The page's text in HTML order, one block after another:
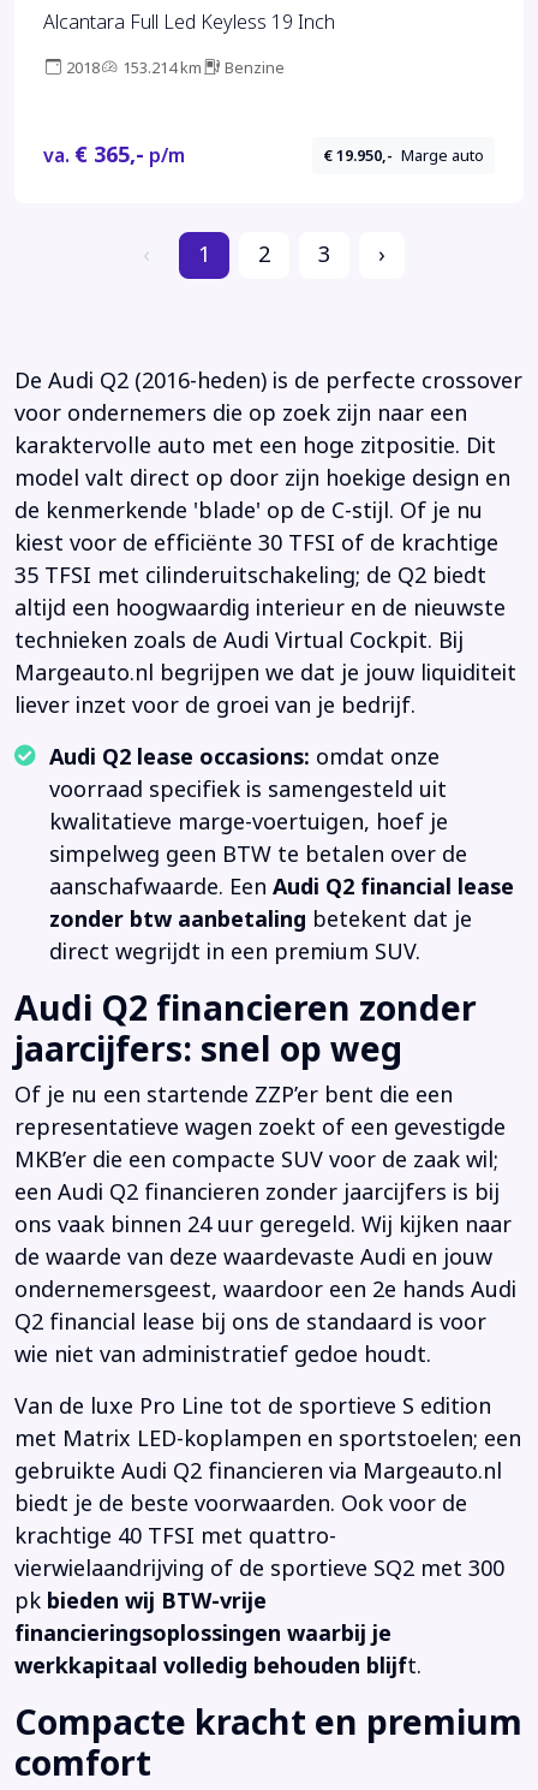
Alcantara Full Led Keyless 19 Inch
2018 153.214 km Benzine
va. € 365,- p/m € 19.950,- Marge auto
‹ 1 2 3 ›
De Audi Q2 (2016-heden) is de perfecte crossover
voor ondernemers die op zoek zijn naar een
karaktervolle auto met een hoge zitpositie. Dit
model valt direct op door zijn hoekige design en
de kenmerkende 'blade' op de C-stijl. Of je nu
kiest voor de efficiënte 30 TFSI of de krachtige
35 TFSI met cilinderuitschakeling; de Q2 biedt
altijd een hoogwaardig interieur en de nieuwste
technieken zoals de Audi Virtual Cockpit. Bij
Margeauto.nl begrijpen we dat je jouw liquiditeit
liever inzet voor de groei van je bedrijf.
Audi Q2 lease occasions: omdat onze
voorraad specifiek is samengesteld uit
kwalitatieve marge-voertuigen, hoef je
simpelweg geen BTW te betalen over de
aanschafwaarde. Een Audi Q2 financial lease
zonder btw aanbetaling betekent dat je
direct wegrijdt in een premium SUV.
Audi Q2 financieren zonder
jaarcijfers: snel op weg
Of je nu een startende ZZP’er bent die een
representatieve wagen zoekt of een gevestigde
MKB’er die een compacte SUV voor de zaak wil;
een Audi Q2 financieren zonder jaarcijfers is bij
ons vaak binnen 24 uur geregeld. Wij kijken naar
de waarde van deze waardevaste Audi en jouw
ondernemersgeest, waardoor een 2e hands Audi
Q2 financial lease bij ons de standaard is voor
wie niet van administratief gedoe houdt.
Van de luxe Pro Line tot de sportieve S edition
met Matrix LED-koplampen en sportstoelen; een
gebruikte Audi Q2 financieren via Margeauto.nl
biedt je de beste voorwaarden. Ook voor de
krachtige 40 TFSI met quattro-
vierwielaandrijving of de sportieve SQ2 met 300
pk bieden wij BTW-vrije
financieringsoplossingen waarbij je
werkkapitaal volledig behouden blijft.
Compacte kracht en premium
comfort